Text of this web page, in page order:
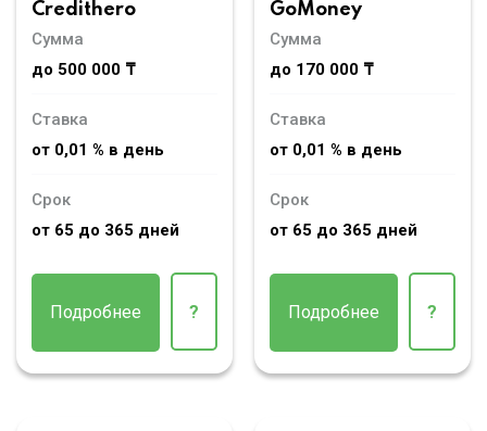
Credithero
Сумма
до 500 000 ₸
Ставка
от 0,01 % в день
Срок
от 65 до 365 дней
Подробнее ?
GoMoney
Сумма
до 170 000 ₸
Ставка
от 0,01 % в день
Срок
от 65 до 365 дней
Подробнее ?